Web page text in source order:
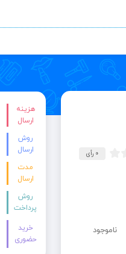
0 رأی
ناموجود
هزینه
ارسال
روش
ارسال
مدت
ارسال
روش
پرداخت
خرید
حضوری